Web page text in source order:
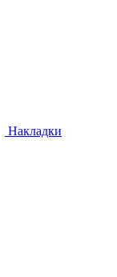
Накладки